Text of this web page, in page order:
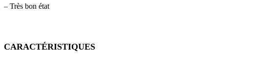
– Très bon état
CARACTÉRISTIQUES